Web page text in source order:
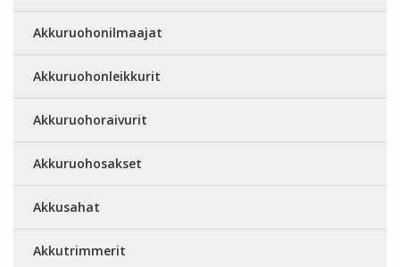
Akkuruohonilmaajat
Akkuruohonleikkurit
Akkuruohoraivurit
Akkuruohosakset
Akkusahat
Akkutrimmerit